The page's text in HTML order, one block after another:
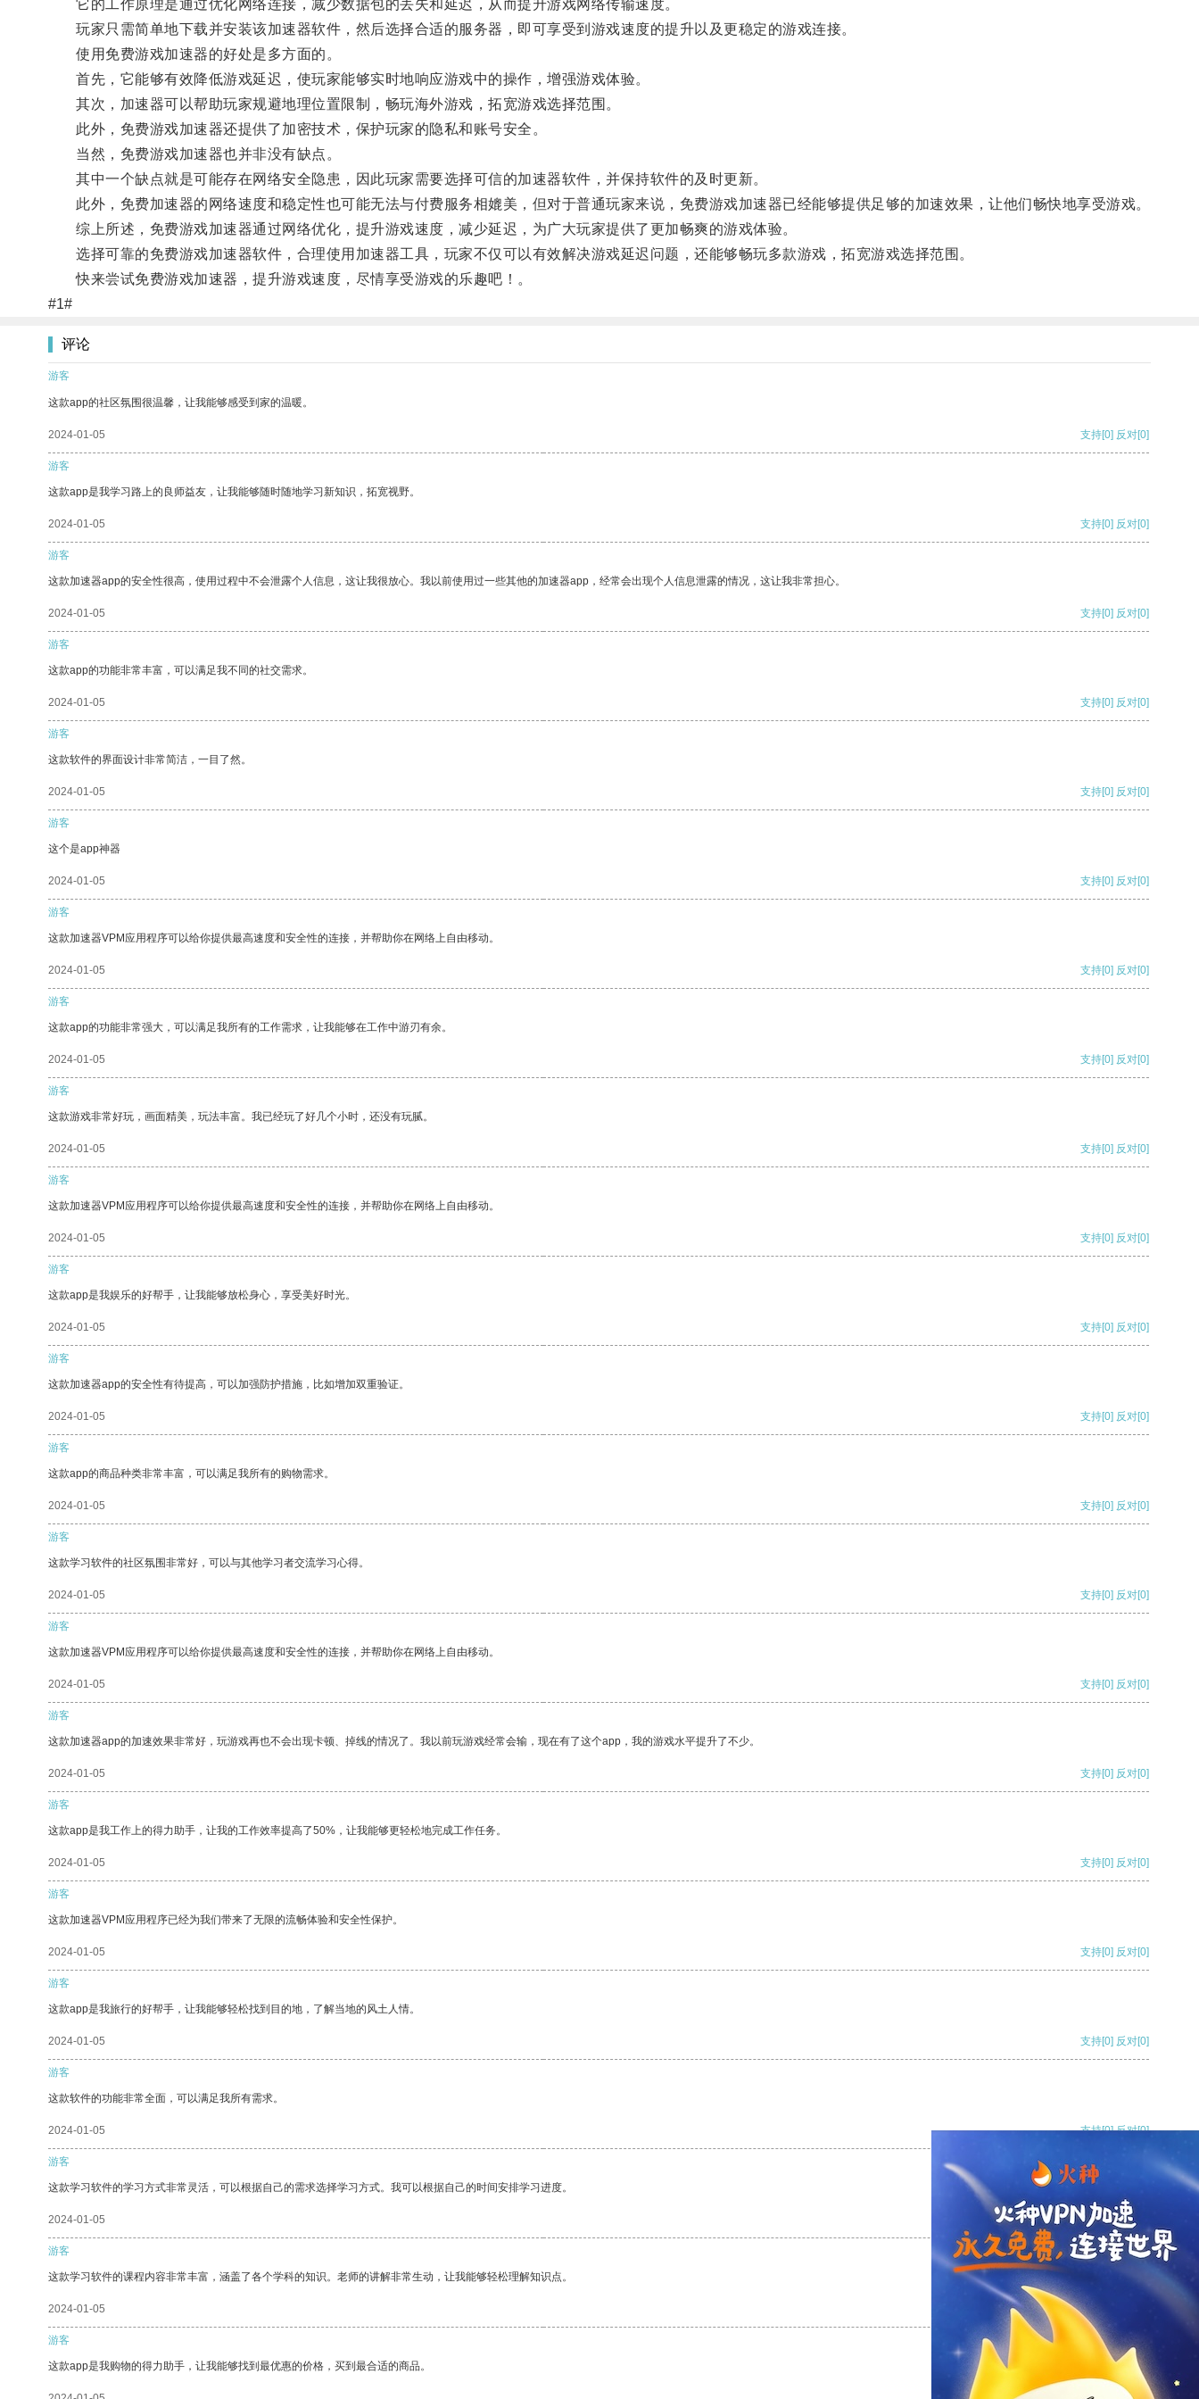
它的工作原理是通过优化网络连接，减少数据包的丢失和延迟，从而提升游戏网络传输速度。
玩家只需简单地下载并安装该加速器软件，然后选择合适的服务器，即可享受到游戏速度的提升以及更稳定的游戏连接。
使用免费游戏加速器的好处是多方面的。
首先，它能够有效降低游戏延迟，使玩家能够实时地响应游戏中的操作，增强游戏体验。
其次，加速器可以帮助玩家规避地理位置限制，畅玩海外游戏，拓宽游戏选择范围。
此外，免费游戏加速器还提供了加密技术，保护玩家的隐私和账号安全。
当然，免费游戏加速器也并非没有缺点。
其中一个缺点就是可能存在网络安全隐患，因此玩家需要选择可信的加速器软件，并保持软件的及时更新。
此外，免费加速器的网络速度和稳定性也可能无法与付费服务相媲美，但对于普通玩家来说，免费游戏加速器已经能够提供足够的加速效果，让他们畅快地享受游戏。
综上所述，免费游戏加速器通过网络优化，提升游戏速度，减少延迟，为广大玩家提供了更加畅爽的游戏体验。
选择可靠的免费游戏加速器软件，合理使用加速器工具，玩家不仅可以有效解决游戏延迟问题，还能够畅玩多款游戏，拓宽游戏选择范围。
快来尝试免费游戏加速器，提升游戏速度，尽情享受游戏的乐趣吧！。
#1#
评论
游客
这款app的社区氛围很温馨，让我能够感受到家的温暖。
2024-01-05 支持[0] 反对[0]
游客
这款app是我学习路上的良师益友，让我能够随时随地学习新知识，拓宽视野。
2024-01-05 支持[0] 反对[0]
游客
这款加速器app的安全性很高，使用过程中不会泄露个人信息，这让我很放心。我以前使用过一些其他的加速器app，经常会出现个人信息泄露的情况，这让我非常担心。
2024-01-05 支持[0] 反对[0]
游客
这款app的功能非常丰富，可以满足我不同的社交需求。
2024-01-05 支持[0] 反对[0]
游客
这款软件的界面设计非常简洁，一目了然。
2024-01-05 支持[0] 反对[0]
游客
这个是app神器
2024-01-05 支持[0] 反对[0]
游客
这款加速器VPM应用程序可以给你提供最高速度和安全性的连接，并帮助你在网络上自由移动。
2024-01-05 支持[0] 反对[0]
游客
这款app的功能非常强大，可以满足我所有的工作需求，让我能够在工作中游刃有余。
2024-01-05 支持[0] 反对[0]
游客
这款游戏非常好玩，画面精美，玩法丰富。我已经玩了好几个小时，还没有玩腻。
2024-01-05 支持[0] 反对[0]
游客
这款加速器VPM应用程序可以给你提供最高速度和安全性的连接，并帮助你在网络上自由移动。
2024-01-05 支持[0] 反对[0]
游客
这款app是我娱乐的好帮手，让我能够放松身心，享受美好时光。
2024-01-05 支持[0] 反对[0]
游客
这款加速器app的安全性有待提高，可以加强防护措施，比如增加双重验证。
2024-01-05 支持[0] 反对[0]
游客
这款app的商品种类非常丰富，可以满足我所有的购物需求。
2024-01-05 支持[0] 反对[0]
游客
这款学习软件的社区氛围非常好，可以与其他学习者交流学习心得。
2024-01-05 支持[0] 反对[0]
游客
这款加速器VPM应用程序可以给你提供最高速度和安全性的连接，并帮助你在网络上自由移动。
2024-01-05 支持[0] 反对[0]
游客
这款加速器app的加速效果非常好，玩游戏再也不会出现卡顿、掉线的情况了。我以前玩游戏经常会输，现在有了这个app，我的游戏水平提升了不少。
2024-01-05 支持[0] 反对[0]
游客
这款app是我工作上的得力助手，让我的工作效率提高了50%，让我能够更轻松地完成工作任务。
2024-01-05 支持[0] 反对[0]
游客
这款加速器VPM应用程序已经为我们带来了无限的流畅体验和安全性保护。
2024-01-05 支持[0] 反对[0]
游客
这款app是我旅行的好帮手，让我能够轻松找到目的地，了解当地的风土人情。
2024-01-05 支持[0] 反对[0]
游客
这款软件的功能非常全面，可以满足我所有需求。
2024-01-05 支持[0] 反对[0]
游客
这款学习软件的学习方式非常灵活，可以根据自己的需求选择学习方式。我可以根据自己的时间安排学习进度。
2024-01-05 支持[0] 反对
游客
这款学习软件的课程内容非常丰富，涵盖了各个学科的知识。老师的讲解非常生动，让我能够轻松理解知识点。
2024-01-05 支持
游客
这款app是我购物的得力助手，让我能够找到最优惠的价格，买到最合适的商品。